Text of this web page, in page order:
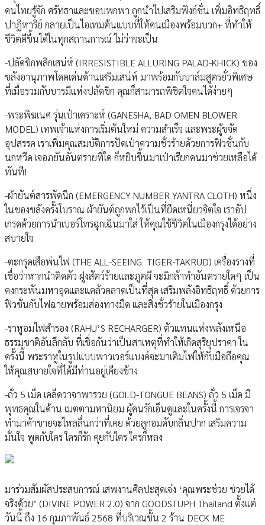
คนไทยรู้จัก ศรัทธาและชอบพกพา ถูกนำไปเสริมฟังก์ชั่น เพิ่มอิทธิฤทธิ์
ปาฏิหาริย์ กลายเป็นไอเทมต้นแบบที่ให้คนเมืองพร้อมบวก+ ที่ทำให้
ชีวิตดีขึ้นได้ในทุกสถานการณ์ ไม่ว่าจะเป็น
-ปลัดขิกพลิกเสน่ห์ (IRRESISTIBLE ALLURING PALAD-KHICK) ของ
ขลังอานุภาพโดดเด่นด้านเสริมเสน่ห์ มาพร้อมกับบาล์มสูตรยั่วพิเศษ
ที่เมื่อรวมกับบารมีแห่งปลัดขิก คุณก็สามารถพิชิตใจคนได้ง่ายๆ
-พระพิฆเนศ รุ่นเป่าเคราะห์ (GANESHA, BAD OMEN BLOWER
MODEL) เทพเจ้าแห่งการเริ่มต้นใหม่ ความสำเร็จ และพระผู้ขจัด
อุปสรรค เราเพิ่มคุณสมบัติการปัดเป่าความชั่วร้ายด้วยการฟิวชั่นกับ
นกหวีด เจอภยันอันตรายที่ใด ก็หยิบขึ้นมาเป่าเรียกคนมาช่วยเหลือได้
ทันที!
-ผ้ายันต์สารพัดนึก (EMERGENCY NUMBER YANTRA CLOTH) หนึ่ง
ในของขลังครั้งโบราณ ผ้ายันต์ถูกพกไว้เป็นที่ยึดเหนี่ยวจิตใจ เราอัป
เกรดด้วยการนำเบอร์โทรฉุกเฉินมาใส่ ให้คุณใช้ชีวิตในเมืองกรุงได้อย่าง
สบายใจ
-ตะกรุดเสือพ่นไฟ (THE ALL-SEEING TIGER-TAKRUD) เครื่องรางที่
เชื่อว่าหากนำติดตัว ฝูงสัตว์ร้ายและภูตผี จะมิกล้าทำอันตรายใดๆ เป็น
คงกระพันมหาอุดและแคล้วคลาดเป็นที่สุด เสริมพลังอิทธิฤทธิ์ ด้วยการ
ฟิวชั่นกับไฟฉายพร้อมส่องทางมืด และสิ่งชั่วร้ายในเมืองกรุง
-ราหูอมไฟสำรอง (RAHU’S RECHARGER) ตัวแทนแห่งพลังเหนือ
ธรรมชาติอันลึกลับ ที่เชื่อกันว่าเป็นสาเหตุที่ทำให้เกิดสุริยุปราคา ใน
ครั้งนี้ พระราหูในรูปแบบพาวเวอร์แบงค์จะมาเติมไฟให้กับมือถือคุณ
ให้คุณสบายใจที่ได้มีท่านอยู่เคียงข้าง
-ถั่ว 5 เม็ด เคล็ดวาจาพารวย (GOLD-TONGUE BEANS) ถั่ว 5 เม็ด มี
พุทธคุณในด้าน เมตตามหานิยม ผู้คนรักเอ็นดูและในครั้งนี้ การเจรจา
ทำมาค้าขายจะไหลลื่นกว่าที่เคย ด้วยลูกอมดับกลิ่นปาก เสริมความ
มั่นใจ พูดกับใคร ใครก็รัก คุยกับใคร ใครก็หลง
มาร่วมสัมผัสประสบการณ์ เสพงานศิลปะสุดเจ๋ง ‘คุณพระช่วย ช่วยได้
จริงด้วย’ (DIVINE POWER 2.0) จาก GOODSTUPH Thailand ตั้งแต่
วันนี้ ถึง 16 กุมภาพันธ์ 2568 ที่บริเวณชั้น 2 ร้าน DECK ME